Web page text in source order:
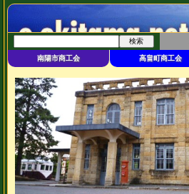
南陽市商工会 高畠町商工会